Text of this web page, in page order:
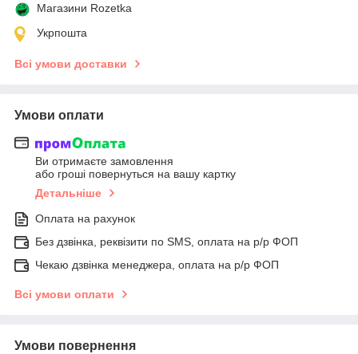
Магазини Rozetka
Укрпошта
Всі умови доставки
Умови оплати
Ви отримаєте замовлення
або гроші повернуться на вашу картку
Детальніше
Оплата на рахунок
Без дзвінка, реквізити по SMS, оплата на р/р ФОП
Чекаю дзвінка менеджера, оплата на р/р ФОП
Всі умови оплати
Умови повернення